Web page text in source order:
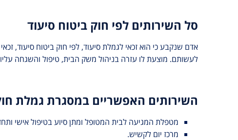
סל השירותים לפי חוק ביטוח סיעוד
אדם שנקבע כי הוא זכאי לגמלת סיעוד, לפי חוק ביטוח סיעוד,
לעשותם. מוצעת לו עזרה בניהול משק הבית, טיפול והשגחה
השירותים האפשריים במסגרת גמלת
מטפלת המגיעה לבית המטופל ומתן סיוע בטיפול אישי
מרכז יום לקשיש.